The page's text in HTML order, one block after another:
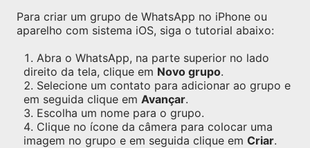
Para criar um grupo de WhatsApp no iPhone ou
aparelho com sistema iOS, siga o tutorial abaixo:
Abra o WhatsApp, na parte superior no lado
direito da tela, clique em Novo grupo.
Selecione um contato para adicionar ao grupo e
em seguida clique em Avançar.
Escolha um nome para o grupo.
Clique no ícone da câmera para colocar uma
imagem no grupo e em seguida clique em Criar.